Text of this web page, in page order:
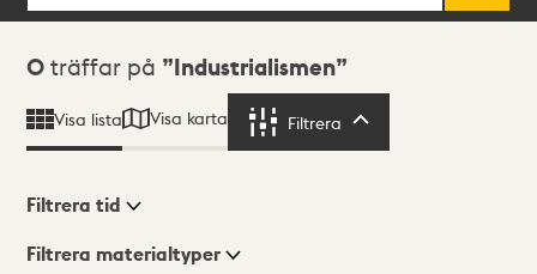
Sökresultat
0 träffar på Industrialismen
Visa lista Visa karta Filtrera
Visningsläge
Filtrera tid
Filtrera materialtyper